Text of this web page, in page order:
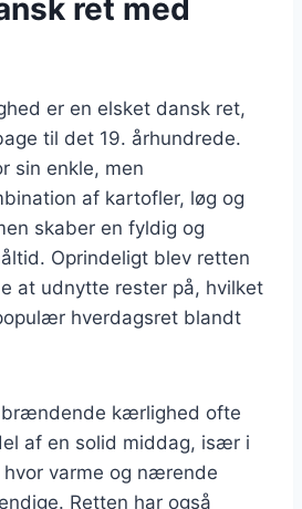
ret med
er en elsket dansk ret,
til det 19. århundrede.
sin enkle, men
af kartofler, løg og
skaber en fyldig og
Oprindeligt blev retten
at udnytte rester på, hvilket
hverdagsret blandt
brændende kærlighed ofte
af en solid middag, især i
varme og nærende
Retten har også